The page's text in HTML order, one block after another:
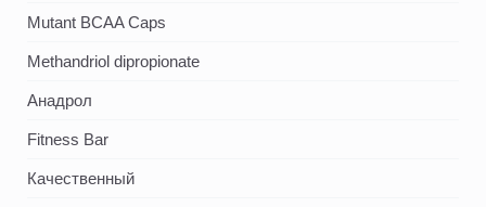
Mutant BCAA Caps
Methandriol dipropionate
Анадрол
Fitness Bar
Качественный